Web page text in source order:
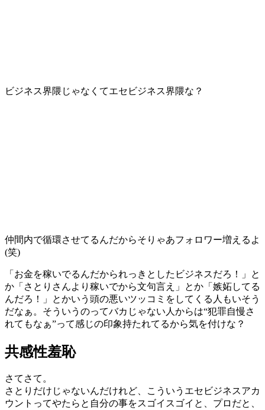
ビジネス界隈じゃなくてエセビジネス界隈な？
仲間内で循環させてるんだからそりゃあフォロワー増えるよ
(笑)
「お金を稼いでるんだかられっきとしたビジネスだろ！」と
か「さとりさんより稼いでから文句言え」とか「嫉妬してる
んだろ！」とかいう頭の悪いツッコミをしてくる人もいそう
だなぁ。そういうのってバカじゃない人からは“犯罪自慢さ
れてもなぁ”って感じの印象持たれてるから気を付けな？
共感性羞恥
さてさて。
さとりだけじゃないんだけれど、こういうエセビジネスアカ
ウントってやたらと自分の事をスゴイスゴイと、プロだと、